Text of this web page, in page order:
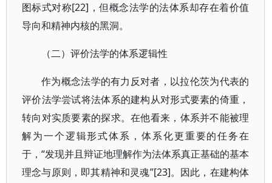
图标式对称[22]，但概念法学的法体系却存在着价值
导向和精神内核的黑洞。
（二）评价法学的体系逻辑性
作为概念法学的有力反对者，以拉伦茨为代表的
评价法学尝试将法体系的建构从对形式要素的倚重，
转向对实质要素的探求。在他看来，体系并不能被理
解为一个逻辑形式体系，体系化更重要的任务在
于，“发现并且辩证地理解作为法体系真正基础的基本
理念与原则，即其精神和灵魂”[23]。因此，在建构体